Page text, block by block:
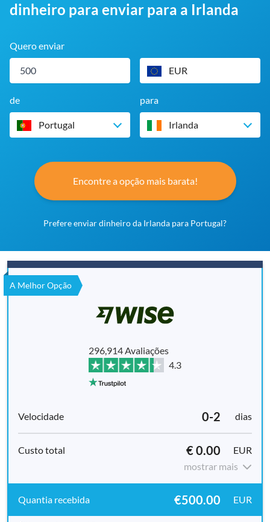
dinheiro para enviar para a Irlanda
Quero enviar
EUR
de
Portugal
para
Irlanda
Encontre a opção mais barata!
Prefere enviar dinheiro da Irlanda para Portugal?
A Melhor Opção
296,914 Avaliações
4.3
0-2 dias
€ 0.00
EUR
mostrar mais
€500.00 EUR